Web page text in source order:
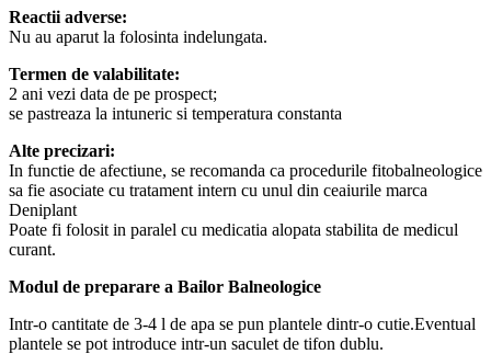
Reactii adverse:
Nu au aparut la folosinta indelungata.
Termen de valabilitate:
2 ani vezi data de pe prospect;
se pastreaza la intuneric si temperatura constanta
Alte precizari:
In functie de afectiune, se recomanda ca procedurile fitobalneologice
sa fie asociate cu tratament intern cu unul din ceaiurile marca
Deniplant
Poate fi folosit in paralel cu medicatia alopata stabilita de medicul
curant.
Modul de preparare a Bailor Balneologice
Intr-o cantitate de 3-4 l de apa se pun plantele dintr-o cutie.Eventual
plantele se pot introduce intr-un saculet de tifon dublu.